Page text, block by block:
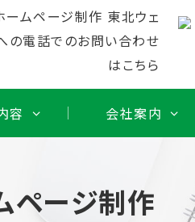
容 会社案内
ページ制作